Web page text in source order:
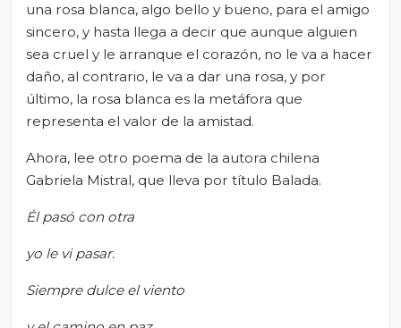
una rosa blanca, algo bello y bueno, para el amigo
sincero, y hasta llega a decir que aunque alguien
sea cruel y le arranque el corazón, no le va a hacer
daño, al contrario, le va a dar una rosa, y por
último, la rosa blanca es la metáfora que
representa el valor de la amistad.
Ahora, lee otro poema de la autora chilena
Gabriela Mistral, que lleva por título Balada.
Él pasó con otra
yo le vi pasar.
Siempre dulce el viento